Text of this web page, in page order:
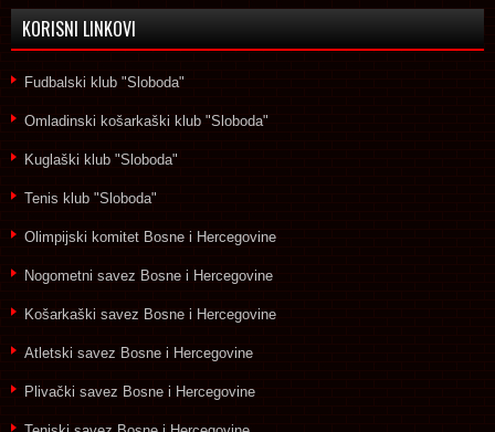
KORISNI LINKOVI
Fudbalski klub "Sloboda"
Omladinski košarkaški klub "Sloboda"
Kuglaški klub "Sloboda"
Tenis klub "Sloboda"
Olimpijski komitet Bosne i Hercegovine
Nogometni savez Bosne i Hercegovine
Košarkaški savez Bosne i Hercegovine
Atletski savez Bosne i Hercegovine
Plivački savez Bosne i Hercegovine